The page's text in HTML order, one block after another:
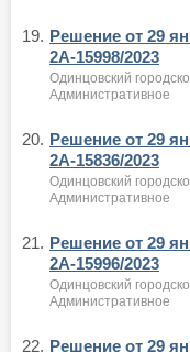
19. Решение от 29
2А-15998/2023
Одинцовский
Административное
20. Решение от 29
2А-15836/2023
Одинцовский
Административное
21. Решение от 29
2А-15996/2023
Одинцовский
Административное
22. Решение от 29